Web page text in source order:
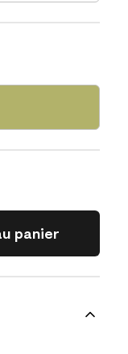
panier